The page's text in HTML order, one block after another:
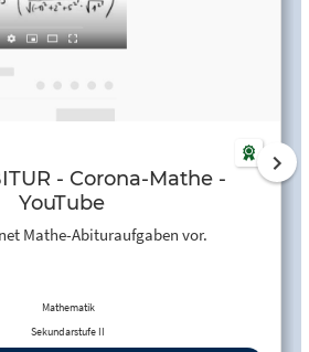
- Corona-Mathe -
YouTube
Mathe-Abituraufgaben vor.
Mathematik
Sekundarstufe II